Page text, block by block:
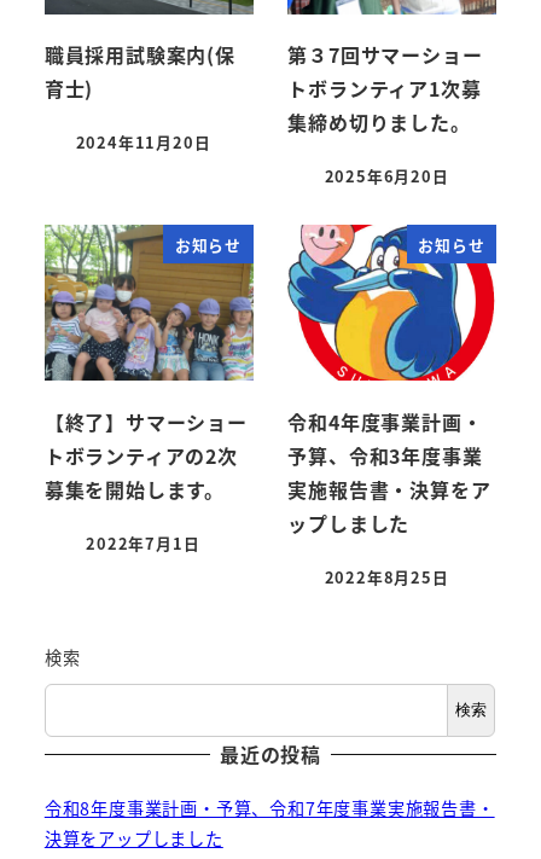
職員採用試験案内(保
育士)
投稿日
2024年11月20日
第３7回サマーショー
トボランティア1次募
集締め切りました。
投稿日
2025年6月20日
お知らせ
【終了】サマーショー
トボランティアの2次
募集を開始します。
投稿日
2022年7月1日
お知らせ
令和4年度事業計画・
予算、令和3年度事業
実施報告書・決算をア
ップしました
投稿日
2022年8月25日
検索
検索
最近の投稿
令和8年度事業計画・予算、令和7年度事業実施報告書・
決算をアップしました